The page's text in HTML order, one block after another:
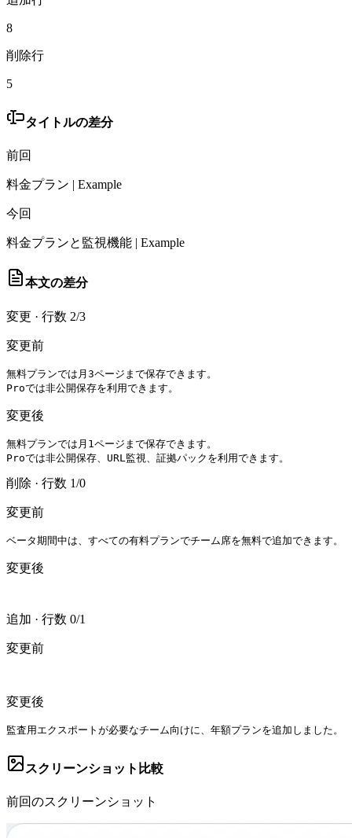
8
削除行
5
タイトルの差分
前回
料金プラン | Example
今回
料金プランと監視機能 | Example
本文の差分
変更 · 行数 2/3
変更前
無料プランでは月3ページまで保存できます。
Proでは非公開保存を利用できます。
変更後
無料プランでは月1ページまで保存できます。
Proでは非公開保存、URL監視、証拠パックを利用できます。
削除 · 行数 1/0
変更前
ベータ期間中は、すべての有料プランでチーム席を無料で追加できます。
変更後
追加 · 行数 0/1
変更前
変更後
監査用エクスポートが必要なチーム向けに、年額プランを追加しました。
スクリーンショット比較
前回のスクリーンショット